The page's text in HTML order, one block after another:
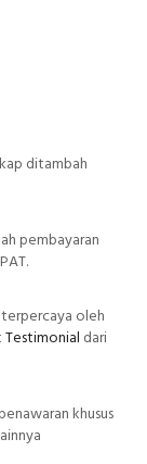
ditambah
pembayaran
oleh
Testimonial dari
khusus